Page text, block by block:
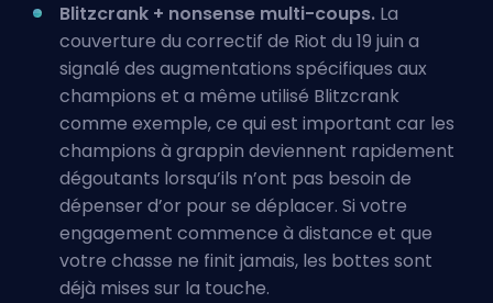
Blitzcrank + nonsense multi-coups. La
couverture du correctif de Riot du 19 juin a
signalé des augmentations spécifiques aux
champions et a même utilisé Blitzcrank
comme exemple, ce qui est important car les
champions à grappin deviennent rapidement
dégoutants lorsqu’ils n’ont pas besoin de
dépenser d’or pour se déplacer. Si votre
engagement commence à distance et que
votre chasse ne finit jamais, les bottes sont
déjà mises sur la touche.